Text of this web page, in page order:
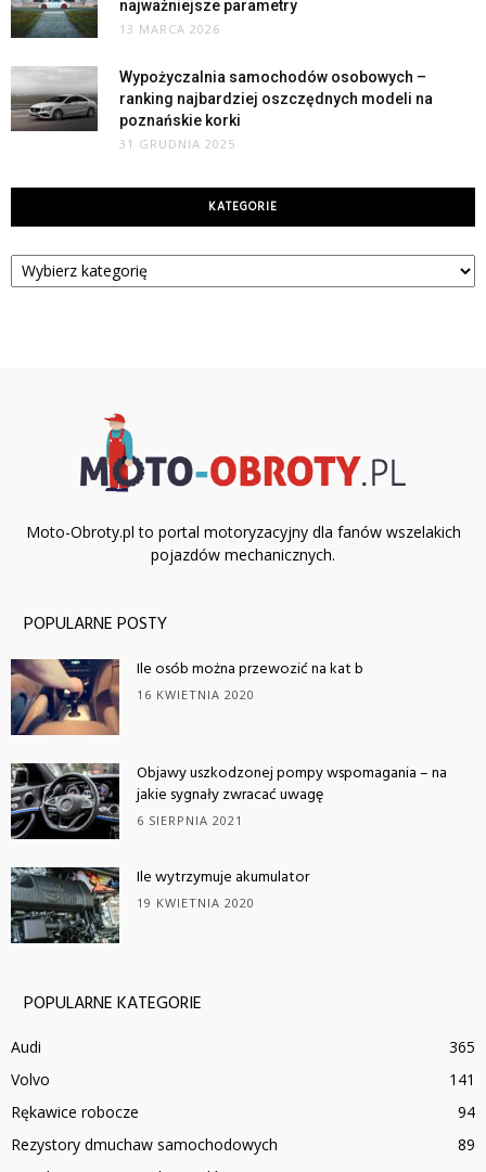
najważniejsze parametry
13 MARCA 2026
Wypożyczalnia samochodów osobowych –
ranking najbardziej oszczędnych modeli na
poznańskie korki
31 GRUDNIA 2025
KATEGORIE
Kategorie
Moto-Obroty.pl to portal motoryzacyjny dla fanów wszelakich
pojazdów mechanicznych.
POPULARNE POSTY
Ile osób można przewozić na kat b
16 KWIETNIA 2020
Objawy uszkodzonej pompy wspomagania – na
jakie sygnały zwracać uwagę
6 SIERPNIA 2021
Ile wytrzymuje akumulator
19 KWIETNIA 2020
POPULARNE KATEGORIE
Audi
365
Volvo
141
Rękawice robocze
94
Rezystory dmuchaw samochodowych
89